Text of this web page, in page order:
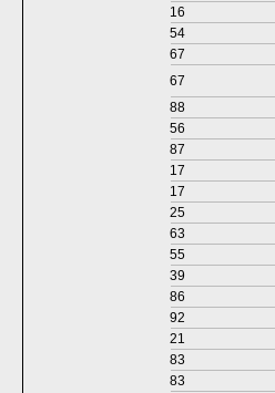
16
54
67
67
88
56
87
17
17
25
63
55
39
86
92
21
83
83